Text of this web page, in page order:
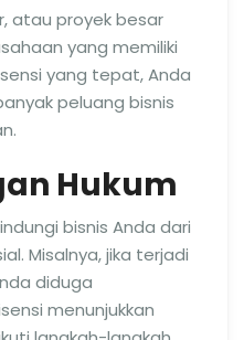
atau proyek besar
yang memiliki
yang tepat, Anda
peluang bisnis
Hukum
bisnis Anda dari
Misalnya, jika terjadi
diduga
menunjukkan